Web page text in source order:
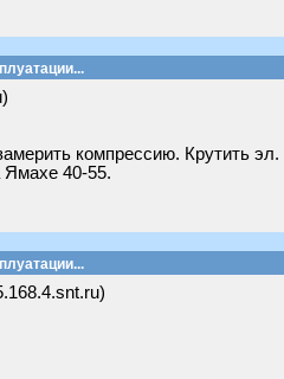
компрессию. Крутить
Ямахе 40-55.